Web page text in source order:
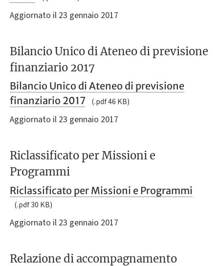
Aggiornato il 23 gennaio 2017
Bilancio Unico di Ateneo di previsione
finanziario 2017
Bilancio Unico di Ateneo di previsione
finanziario 2017
(.pdf 46 KB)
Aggiornato il 23 gennaio 2017
Riclassificato per Missioni e
Programmi
Riclassificato per Missioni e Programmi
(.pdf 30 KB)
Aggiornato il 23 gennaio 2017
Relazione di accompagnamento